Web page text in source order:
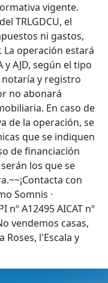
vigente.
TRLGDCU, el
ni gastos,
operación estará
y AJD, según el tipo
notaría y registro
no abonará
En caso de
de la operación, se
que se indiquen
de financiación
los que se
con
Somnis ·
nº A12495 AICAT nº
vendemos casas,
l'Escala y